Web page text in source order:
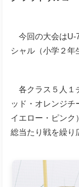
今回の大会は
シャル（小学２年
各クラス５人１
ッド・オレンジチ
イエロー・ピンク
総当たり戦を繰り